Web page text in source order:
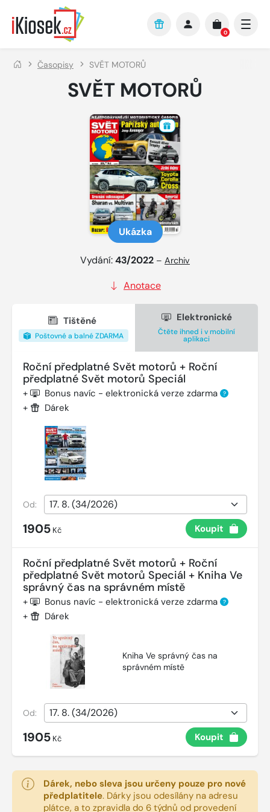
Přejít na hlavní obsah
0
Časopisy SVĚT MOTORŮ
SVĚT MOTORŮ
Ukázka
Vydání:43/2022 – Archiv
Anotace
Tištěné
Poštovné a balné ZDARMA
Elektronické
Čtěte ihned i v mobilní
aplikaci
Roční předplatné Svět motorů + Roční
předplatné Svět motorů Speciál
+ Bonus navíc - elektronická verze zdarma ?
+ Dárek
Od:
1905 Kč Koupit
Roční předplatné Svět motorů + Roční
předplatné Svět motorů Speciál + Kniha Ve
správný čas na správném místě
+ Bonus navíc - elektronická verze zdarma ?
+ Dárek
Kniha Ve správný čas na
správném místě
Od:
1905 Kč Koupit
Dárek, nebo sleva jsou určeny pouze pro nové
předplatitele. Dárky jsou odesílány na adresu
plátce, a to zpravidla do 6 týdnů od provedení